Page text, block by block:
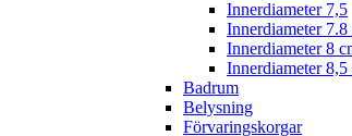
Innerdiameter 7,5
Innerdiameter 7.8
Innerdiameter 8
Innerdiameter 8,5
Badrum
Belysning
Förvaringskorgar